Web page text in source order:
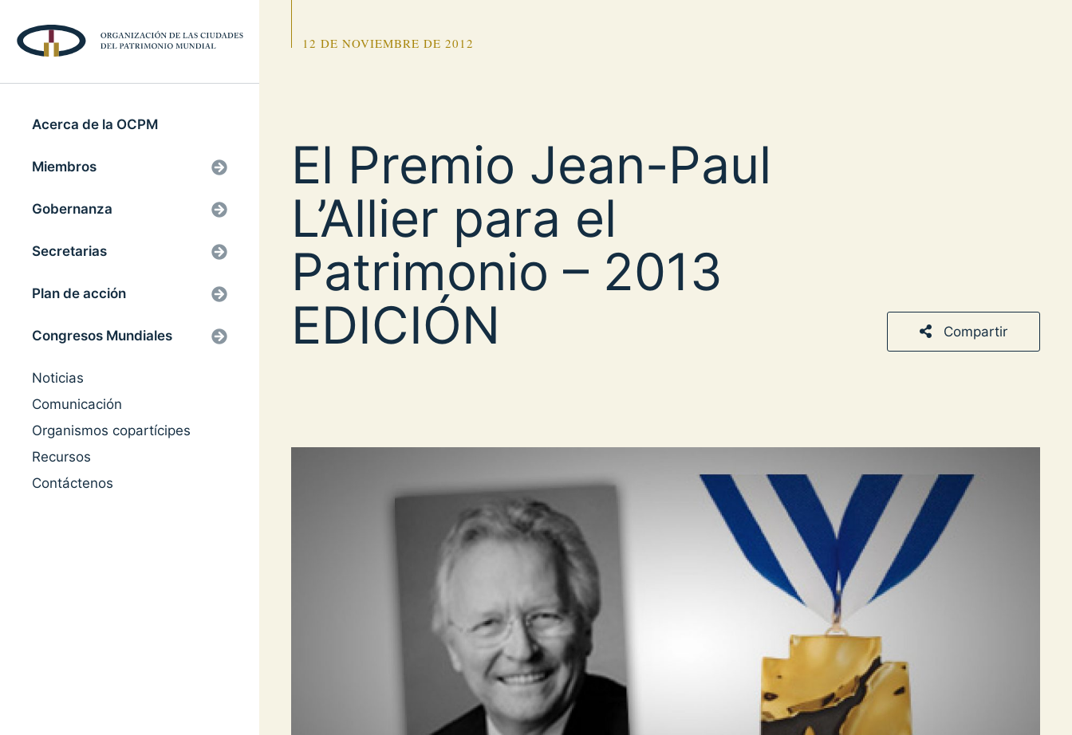
Acerca de la OCPM
Miembros
Gobernanza
Secretarias
Plan de acción
Congresos Mundiales
Noticias
Comunicación
Organismos copartícipes
Recursos
Contáctenos
12 DE NOVIEMBRE DE 2012
El Premio Jean-Paul
L’Allier para el
Patrimonio – 2013
EDICIÓN
Compartir